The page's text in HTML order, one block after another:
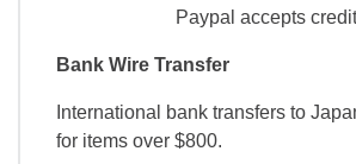
Paypal accepts
Bank Wire Transfer
International bank transfers to
for items over $800.